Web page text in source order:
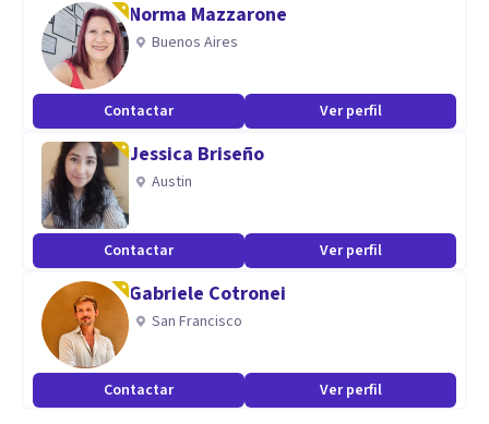
* Procesos de duelo
* Procesos de Divorcio
* Crisis existenciales
* Crecimiento Personal
* Psicoeducacion Parental
* Vulneracion de derechos
* Abuso Sexual
* Abuso de sustancias
* Conflictos interpersonales
* Autoestima y seguridad
* Terapia de Parejas
* Terapia Familiar
* Intervención en Crisis
Norma Mazzarone
Buenos Aires
Contactar Ver perfil
Jessica Briseño
Austin
Contactar Ver perfil
Gabriele Cotronei
San Francisco
Contactar Ver perfil